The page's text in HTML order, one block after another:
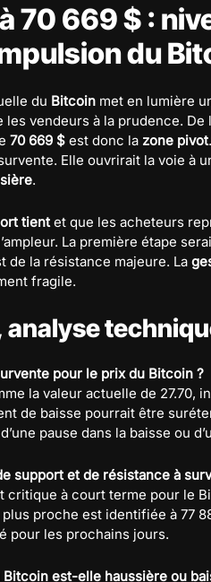
70 669 $ :
du
du Bitcoin met en lumière
les vendeurs à la prudence.
70 669 $ est donc la zone pivot
Elle ouvrirait la voie
.
tient et que les acheteurs
La première étape
de la résistance majeure. La
fragile.
analyse
pour le prix du Bitcoin ?
la valeur actuelle de 27.70,
de baisse pourrait être
pause dans la baisse ou
support et de résistance à
critique à court terme pour le
proche est identifiée à 77
pour les prochains jours.
est-elle haussière ou